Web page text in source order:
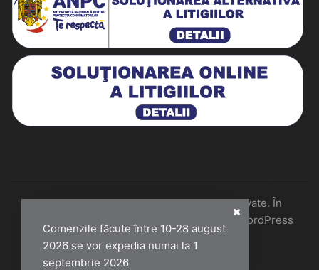
Comenzile făcute între 10-28 august
2026 se vor expedia numai la 1
septembrie 2026
Historiarum 2026 - Toate drepturile rezervate. În
colaborare cu Perfect Pixel & Mentenanță WordPress